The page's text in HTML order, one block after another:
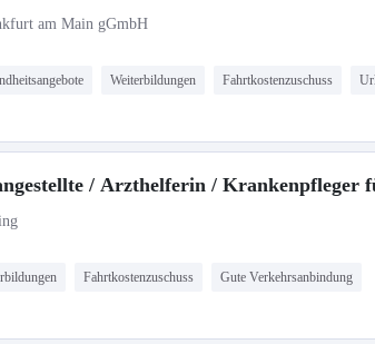
am Main gGmbH
Weiterbildungen Fahrtkostenzuschuss
/ Arzthelferin / Krankenpfleger
Fahrtkostenzuschuss Gute Verkehrsanbindung